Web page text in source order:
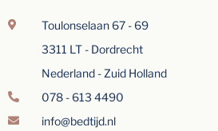
Toulonselaan 67 - 69
3311 LT - Dordrecht
Nederland - Zuid Holland
078 - 613 4490
info@bedtijd.nl